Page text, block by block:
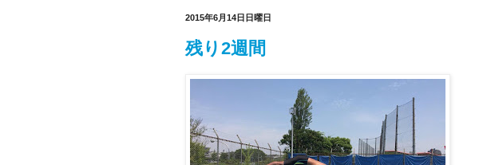
2015年6月14日日曜日
残り2週間